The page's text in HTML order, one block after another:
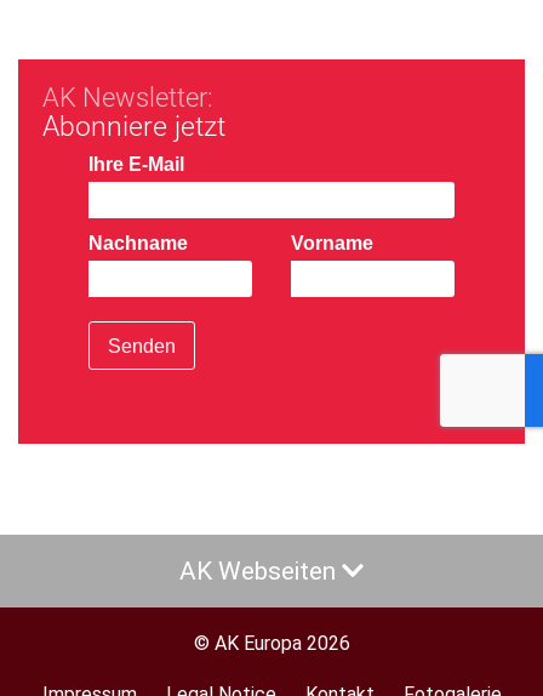
AK Newsletter:
Abonniere jetzt
Ihre E-Mail
Nachname Vorname
Senden
AK Webseiten
© AK Europa 2026